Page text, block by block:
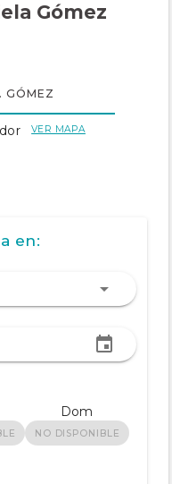
Gómez
GÓMEZ
VER MAPA
en:
Dom
NO DISPONIBLE